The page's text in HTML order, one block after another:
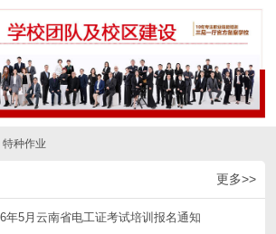
特种作业
更多>>
年5月云南省电工证考试培训报名通知